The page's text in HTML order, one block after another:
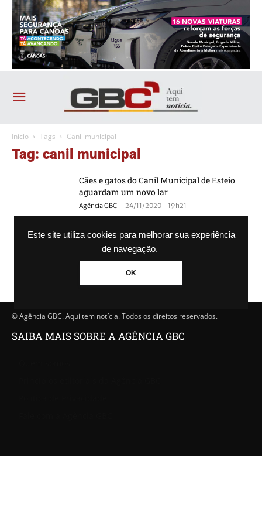
Este site utiliza cookies para melhorar sua experiência
de navegação.
OK
Início Tags Canil municipal
Tag: canil municipal
Cães e gatos do Canil Municipal de Esteio
aguardam um novo lar
Agência GBC - 24/11/2020 - 19h21
ESTEIO | Cães esperam por um lar no Canil
Municipal
Agência GBC - 21/01/2019 - 14h28
© Agência GBC. Aqui tem notícia. Todos os direitos reservados.
SAIBA MAIS SOBRE A AGÊNCIA GBC